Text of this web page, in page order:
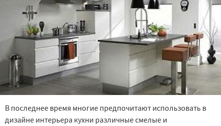
В последнее время многие предпочитают использовать в
дизайне интерьера кухни различные смелые и